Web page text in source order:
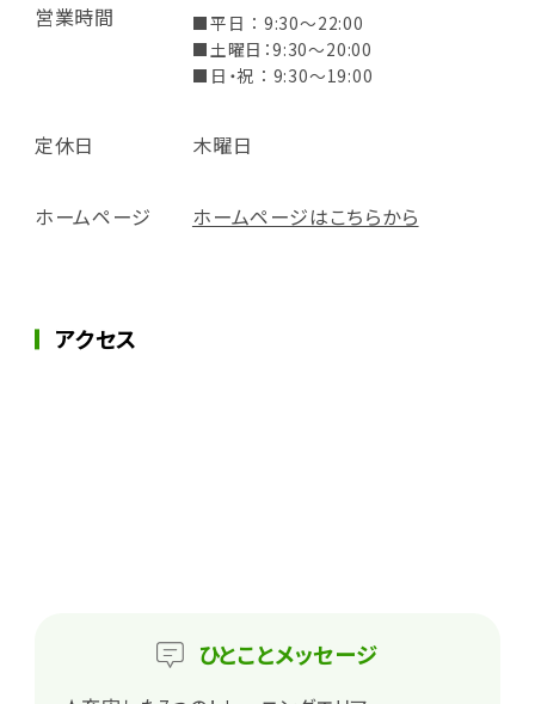
営業時間
■平日 ： 9:30～22:00
■土曜日：9:30～20:00
■日・祝 ： 9:30～19:00
定休日 木曜日
ホームページ ホームページはこちらから
アクセス
ひとことメッセージ